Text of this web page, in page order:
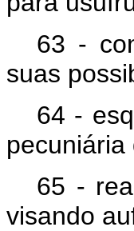
63 -
suas
64 -
65 -
visando